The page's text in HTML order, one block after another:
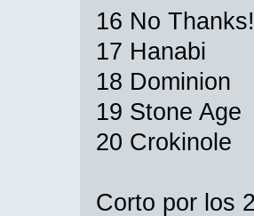
16 No
17 Hanabi
18 Dominion
19 Stone Age
20 Crokinole
Corto por los